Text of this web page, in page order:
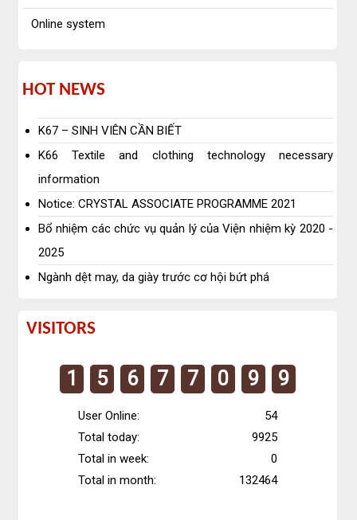
Online system
hot
news
HOT NEWS
K67 – SINH VIÊN CẦN BIẾT
K66 Textile and clothing technology necessary
information
Notice: CRYSTAL ASSOCIATE PROGRAMME 2021
Bổ nhiệm các chức vụ quản lý của Viện nhiệm kỳ 2020 -
2025
Ngành dệt may, da giày trước cơ hội bứt phá
Visitors
VISITORS
1 5 6 7 7 0 9 9
User Online:
54
Total today:
9925
Total in week:
0
Total in month:
132464